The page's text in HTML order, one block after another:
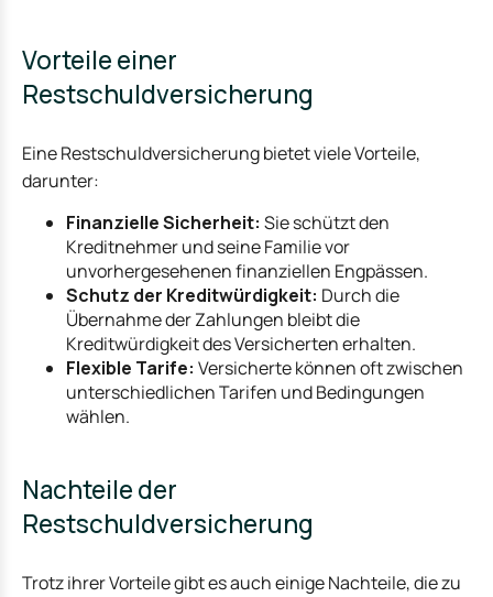
Vorteile einer
Restschuldversicherung
Eine Restschuldversicherung bietet viele Vorteile,
darunter:
Finanzielle Sicherheit: Sie schützt den
Kreditnehmer und seine Familie vor
unvorhergesehenen finanziellen Engpässen.
Schutz der Kreditwürdigkeit: Durch die
Übernahme der Zahlungen bleibt die
Kreditwürdigkeit des Versicherten erhalten.
Flexible Tarife: Versicherte können oft zwischen
unterschiedlichen Tarifen und Bedingungen
wählen.
Nachteile der
Restschuldversicherung
Trotz ihrer Vorteile gibt es auch einige Nachteile, die zu